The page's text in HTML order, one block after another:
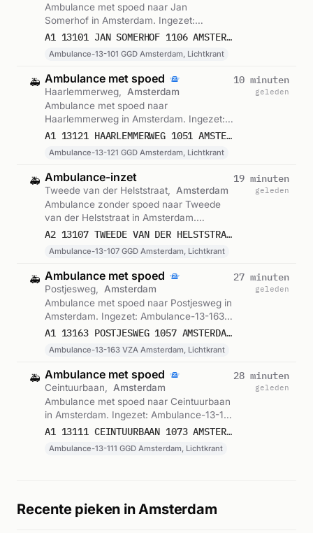
Ambulance met spoed naar Jan
Somerhof in Amsterdam. Ingezet:
Ambulance-13-101 GGD Amsterdam,
A1 13101 JAN SOMERHOF 1106 AMSTERDAM 76161
Ambulance-13-101 GGD Amsterdam, Lichtkrant
🚑 Ambulance met spoed
Haarlemmerweg,
Amsterdam
Ambulance met spoed naar
Haarlemmerweg in Amsterdam. Ingezet:
Ambulance-13-121 GGD Amsterdam,
A1 13121 HAARLEMMERWEG 1051 AMSTERDAM 76160
Ambulance-13-121 GGD Amsterdam, Lichtkrant
10 minuten
geleden
🚑 Ambulance-inzet
Tweede van der Helststraat,
Amsterdam
Ambulance zonder spoed naar Tweede
van der Helststraat in Amsterdam.
Ingezet: Ambulance-13-107 GGD
00:30.
A2 13107 TWEEDE VAN DER HELSTSTRAAT 1072 AMSTERDAM 76159
Ambulance-13-107 GGD Amsterdam, Lichtkrant
19 minuten
geleden
🚑 Ambulance met spoed
Postjesweg,
Amsterdam
Ambulance met spoed naar Postjesweg in
Amsterdam. Ingezet: Ambulance-13-163
VZA Amsterdam, Lichtkrant. Gemeld om A1 13163 POSTJESWEG 1057 AMSTERDAM 76158
Ambulance-13-163 VZA Amsterdam, Lichtkrant
27 minuten
geleden
🚑 Ambulance met spoed
Ceintuurbaan,
Amsterdam
Ambulance met spoed naar Ceintuurbaan
in Amsterdam. Ingezet: Ambulance-13-111
GGD Amsterdam, Lichtkrant. Gemeld omA1 13111 CEINTUURBAAN 1073 AMSTERDAM 76157
Ambulance-13-111 GGD Amsterdam, Lichtkrant
28 minuten
geleden
Recente pieken in Amsterdam